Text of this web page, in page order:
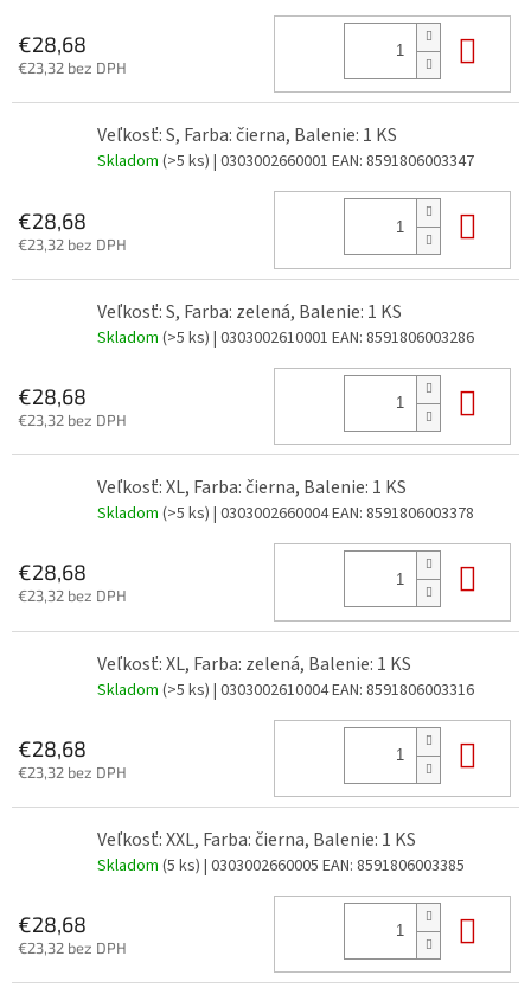
€28,68
€23,32 bez DPH
Veľkosť: S, Farba: čierna, Balenie: 1 KS
Skladom (>5 ks) | 0303002660001 EAN: 8591806003347
€28,68
€23,32 bez DPH
Veľkosť: S, Farba: zelená, Balenie: 1 KS
Skladom (>5 ks) | 0303002610001 EAN: 8591806003286
€28,68
€23,32 bez DPH
Veľkosť: XL, Farba: čierna, Balenie: 1 KS
Skladom (>5 ks) | 0303002660004EAN: 8591806003378
€28,68
€23,32 bez DPH
Veľkosť: XL, Farba: zelená, Balenie: 1 KS
Skladom (>5 ks) | 0303002610004EAN: 8591806003316
€28,68
€23,32 bez DPH
Veľkosť: XXL, Farba: čierna, Balenie: 1 KS
Skladom (5 ks) | 0303002660005 EAN: 8591806003385
€28,68
€23,32 bez DPH